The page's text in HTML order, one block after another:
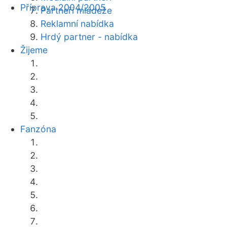
Partneři mládeže
Reklamní nabídka
Hrdý partner - nabídka
Žijeme
Fanzóna
Příprava 2004/2005